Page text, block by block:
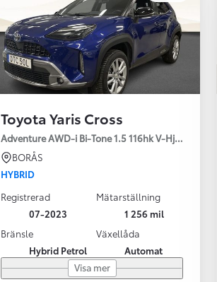
Från 350 900 kr
Från 3 450 kr/mån
Easy Billån
Nya GR GT
The soul lives on
Toyota Yaris Cross
Adventure AWD-i Bi-Tone 1.5 116hk V-Hjul Drag JBL
BORÅS
HYBRID
Registrerad
07-2023
Mätarställning
1 256 mil
Bränsle
Hybrid Petrol
Växellåda
Automat
Visa mer